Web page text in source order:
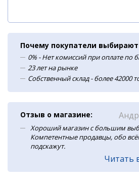
Почему покупатели выбирают
0% - Нет комиссий при оплате по
23 лет на рынке
Собственный склад - более 42000
Отзыв о магазине:
Хороший магазин с большим
Компетентные продавцы, обо
подскажут.
Читать